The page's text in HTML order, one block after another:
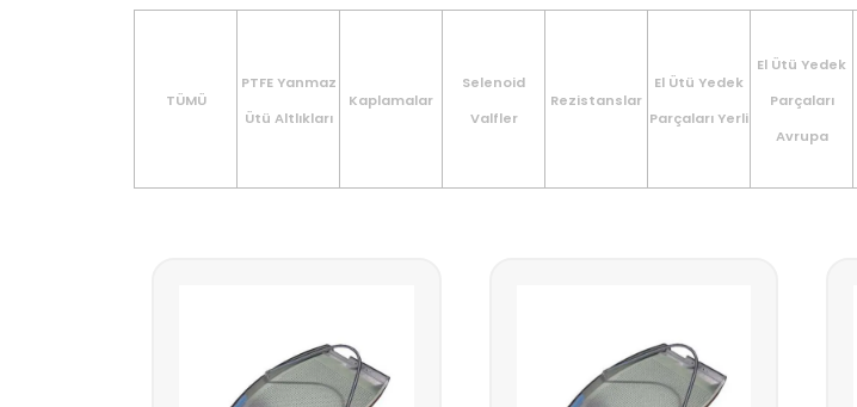
TÜMÜ
PTFE Yanmaz
Ütü Altlıkları
Kaplamalar
Selenoid
Valfler
Rezistanslar
El Ütü Yedek
Parçaları Yerli
El Ütü Yedek
Parçaları
Avrupa